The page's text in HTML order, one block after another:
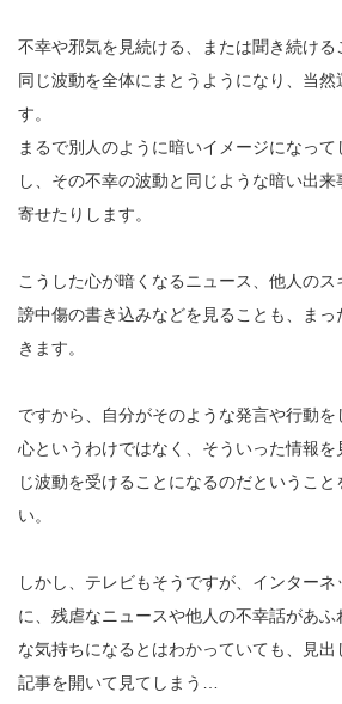
不幸や邪気を見続ける、または聞き続ける
同じ波動を全体にまとうようになり、当然
す。
まるで別人のように暗いイメージになっ
し、その不幸の波動と同じような暗い出来
寄せたりします。
こうした心が暗くなるニュース、他人の
謗中傷の書き込みなどを見ることも、ま
きます。
ですから、自分がそのような発言や行動
心というわけではなく、そういった情報を
じ波動を受けることになるのだということ
い。
しかし、テレビもそうですが、インター
に、残虐なニュースや他人の不幸話があ
な気持ちになるとはわかっていても、見
記事を開いて見てしまう…